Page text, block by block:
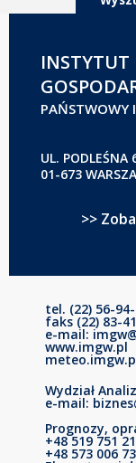
INSTYTUT
PAŃSTWOWY
UL. PODLEŚNA
01-673
>>
tel. (22) 56-94-
faks (22) 83-
e-mail:
www.imgw.pl
Wydział
e-mail:
Prognozy,
+48 519 751
+48 573 006